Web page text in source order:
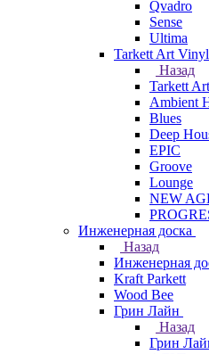
Qvadro
Sense
Ultima
Tarkett Art Vinyl
Назад
Tarkett
Ambient
Blues
Deep
EPIC
Groove
Lounge
NEW
Инженерная доска
Назад
Инженерная
Kraft Parkett
Wood Bee
Грин Лайн
Назад
Грин